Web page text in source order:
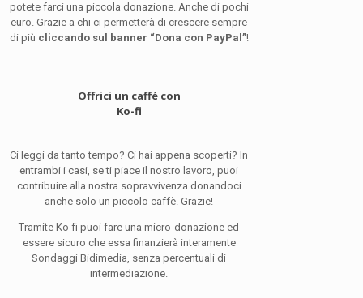
potete farci una piccola donazione. Anche di pochi
euro. Grazie a chi ci permetterà di crescere sempre
di più cliccando sul banner “Dona con PayPal”!
Offrici un caffé con
Ko-fi
Ci leggi da tanto tempo? Ci hai appena scoperti? In
entrambi i casi, se ti piace il nostro lavoro, puoi
contribuire alla nostra sopravvivenza donandoci
anche solo un piccolo caffè. Grazie!
Tramite Ko-fi puoi fare una micro-donazione ed
essere sicuro che essa finanzierà interamente
Sondaggi Bidimedia, senza percentuali di
intermediazione.